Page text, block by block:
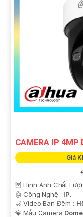
CAMERA IP 4MP
Giá
🦉 Hình Ành Chất
🤖️ Công Nghệ : IP.
🌙 Video Ban Đêm :
💎 Mẫu Camera